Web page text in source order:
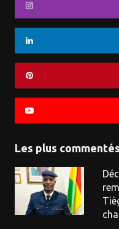
Les plus commentés